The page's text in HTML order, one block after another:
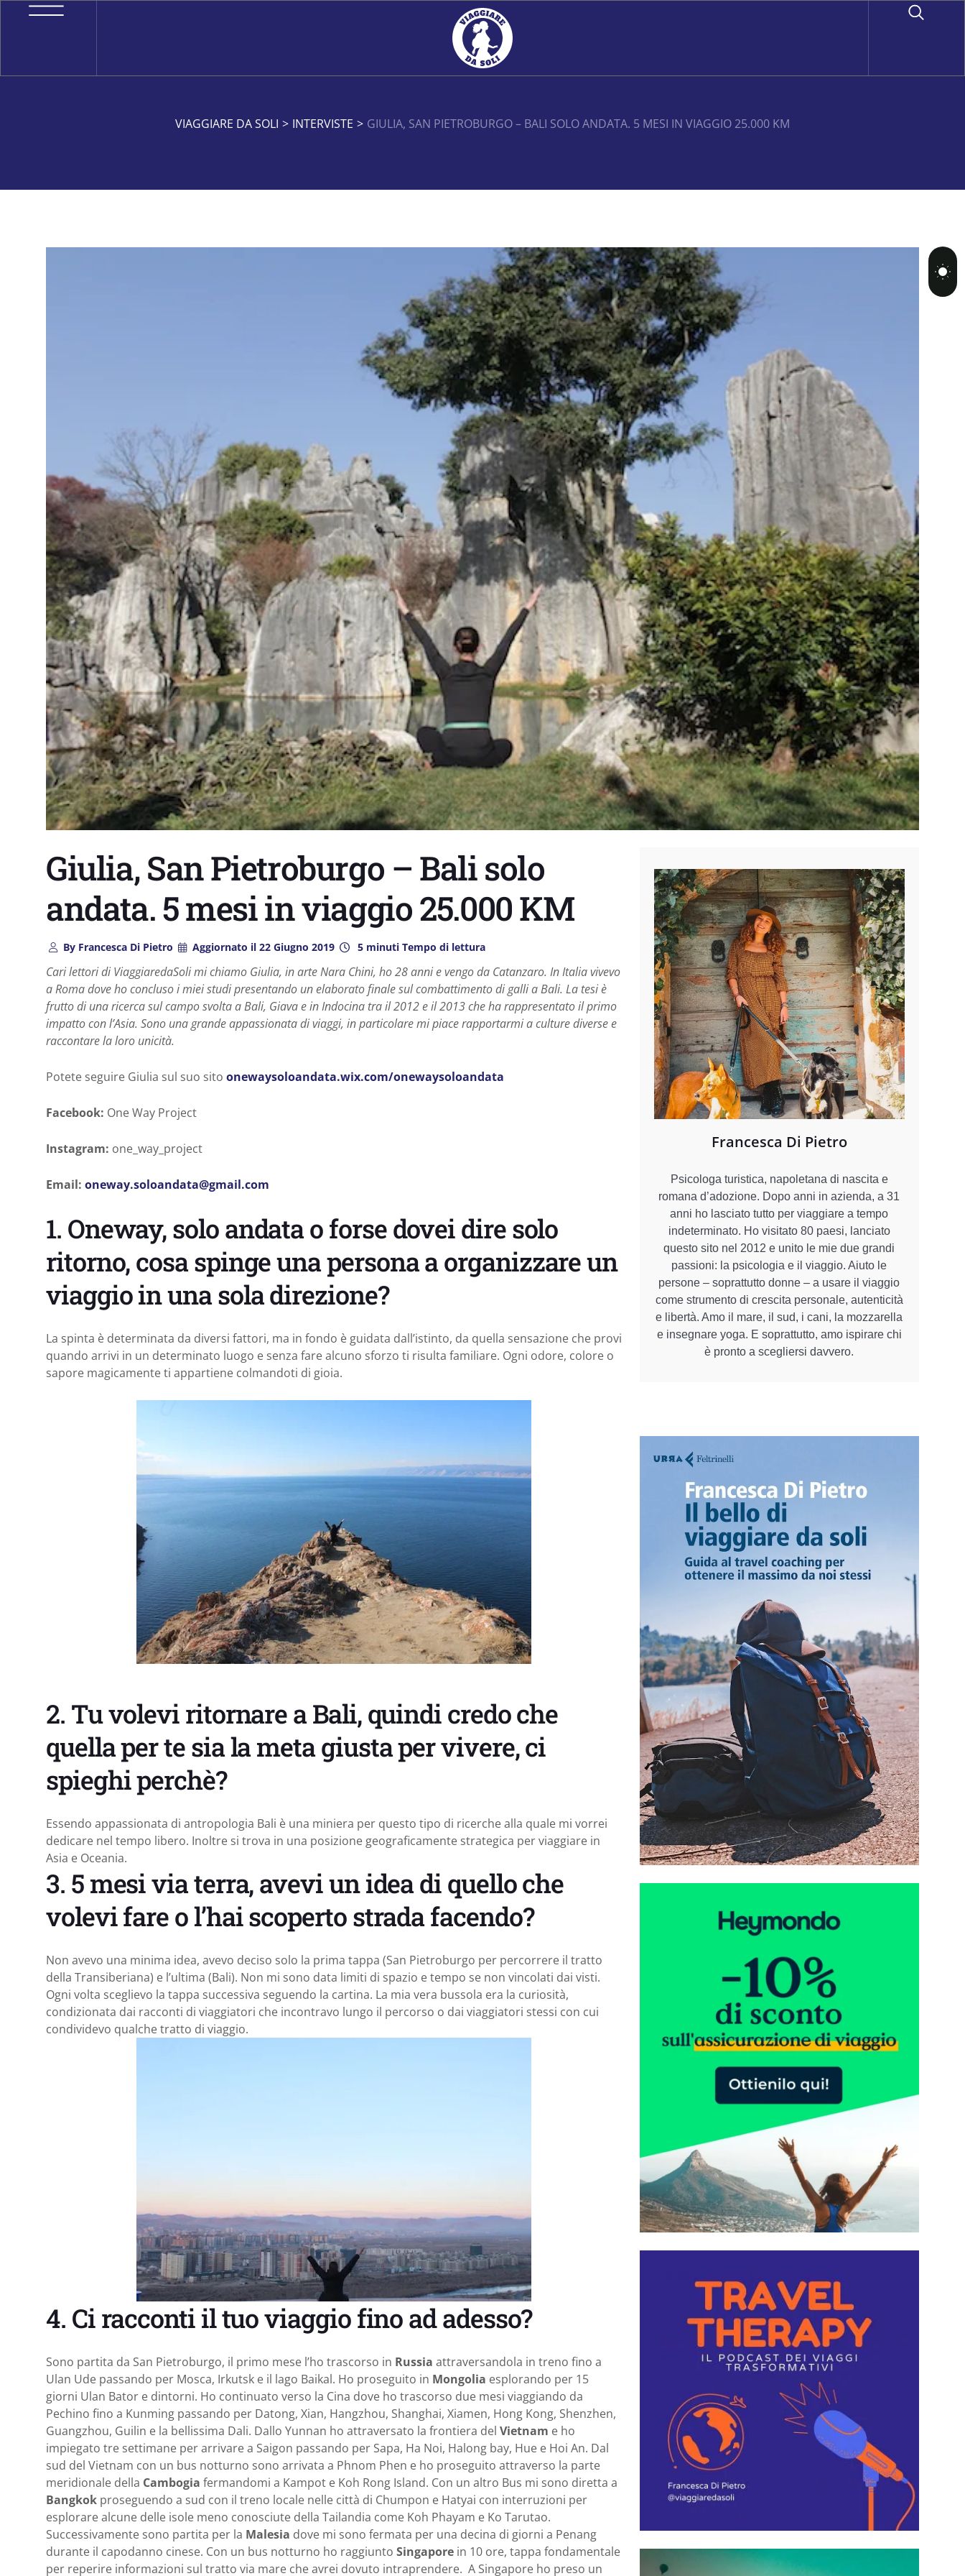
VIAGGIARE DA SOLI > INTERVISTE > GIULIA, SAN PIETROBURGO – BALI SOLO ANDATA. 5 MESI IN VIAGGIO 25.000 KM
Giulia, San Pietroburgo – Bali solo
andata. 5 mesi in viaggio 25.000 KM
ByFrancesca Di Pietro Aggiornato il 22 Giugno 2019 5 minuti Tempo di lettura
Cari lettori di ViaggiaredaSoli mi chiamo Giulia, in arte Nara Chini, ho 28 anni e vengo da Catanzaro. In Italia vivevo
a Roma dove ho concluso i miei studi presentando un elaborato finale sul combattimento di galli a Bali. La tesi è
frutto di una ricerca sul campo svolta a Bali, Giava e in Indocina tra il 2012 e il 2013 che ha rappresentato il primo
impatto con l’Asia. Sono una grande appassionata di viaggi, in particolare mi piace rapportarmi a culture diverse e
raccontare la loro unicità.
Potete seguire Giulia sul suo sito onewaysoloandata.wix.com/onewaysoloandata
Facebook: One Way Project
Instagram: one_way_project
Email: oneway.soloandata@gmail.com
1. Oneway, solo andata o forse dovei dire solo
ritorno, cosa spinge una persona a organizzare un
viaggio in una sola direzione?
La spinta è determinata da diversi fattori, ma in fondo è guidata dall’istinto, da quella sensazione che provi
quando arrivi in un determinato luogo e senza fare alcuno sforzo ti risulta familiare. Ogni odore, colore o
sapore magicamente ti appartiene colmandoti di gioia.
2. Tu volevi ritornare a Bali, quindi credo che
quella per te sia la meta giusta per vivere, ci
spieghi perchè?
Essendo appassionata di antropologia Bali è una miniera per questo tipo di ricerche alla quale mi vorrei
dedicare nel tempo libero. Inoltre si trova in una posizione geograficamente strategica per viaggiare in
Asia e Oceania.
3. 5 mesi via terra, avevi un idea di quello che
volevi fare o l’hai scoperto strada facendo?
Non avevo una minima idea, avevo deciso solo la prima tappa (San Pietroburgo per percorrere il tratto
della Transiberiana) e l’ultima (Bali). Non mi sono data limiti di spazio e tempo se non vincolati dai visti.
Ogni volta sceglievo la tappa successiva seguendo la cartina. La mia vera bussola era la curiosità,
condizionata dai racconti di viaggiatori che incontravo lungo il percorso o dai viaggiatori stessi con cui
condividevo qualche tratto di viaggio.
4. Ci racconti il tuo viaggio fino ad adesso?
Sono partita da San Pietroburgo, il primo mese l’ho trascorso in Russia attraversandola in treno fino a
Ulan Ude passando per Mosca, Irkutsk e il lago Baikal. Ho proseguito in Mongolia esplorando per 15
giorni Ulan Bator e dintorni. Ho continuato verso la Cina dove ho trascorso due mesi viaggiando da
Pechino fino a Kunming passando per Datong, Xian, Hangzhou, Shanghai, Xiamen, Hong Kong, Shenzhen,
Guangzhou, Guilin e la bellissima Dali. Dallo Yunnan ho attraversato la frontiera del Vietnam e ho
impiegato tre settimane per arrivare a Saigon passando per Sapa, Ha Noi, Halong bay, Hue e Hoi An. Dal
sud del Vietnam con un bus notturno sono arrivata a Phnom Phen e ho proseguito attraverso la parte
meridionale della Cambogia fermandomi a Kampot e Koh Rong Island. Con un altro Bus mi sono diretta a
Bangkok proseguendo a sud con il treno locale nelle città di Chumpon e Hatyai con interruzioni per
esplorare alcune delle isole meno conosciute della Tailandia come Koh Phayam e Ko Tarutao.
Successivamente sono partita per la Malesia dove mi sono fermata per una decina di giorni a Penang
durante il capodanno cinese. Con un bus notturno ho raggiunto Singapore in 10 ore, tappa fondamentale
per reperire informazioni sul tratto via mare che avrei dovuto intraprendere. A Singapore ho preso un
Francesca Di Pietro
Psicologa turistica, napoletana di nascita e
romana d’adozione. Dopo anni in azienda, a 31
anni ho lasciato tutto per viaggiare a tempo
indeterminato. Ho visitato 80 paesi, lanciato
questo sito nel 2012 e unito le mie due grandi
passioni: la psicologia e il viaggio. Aiuto le
persone – soprattutto donne – a usare il viaggio
come strumento di crescita personale, autenticità
e libertà. Amo il mare, il sud, i cani, la mozzarella
e insegnare yoga. E soprattutto, amo ispirare chi
è pronto a scegliersi davvero.